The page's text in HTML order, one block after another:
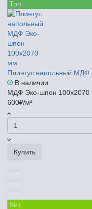
Топ
Плинтус напольный
В наличии
МДФ Эко-шпон 100x2070
600₽/м²
Купить
Хит